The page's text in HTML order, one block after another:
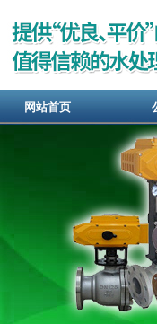
网站首页